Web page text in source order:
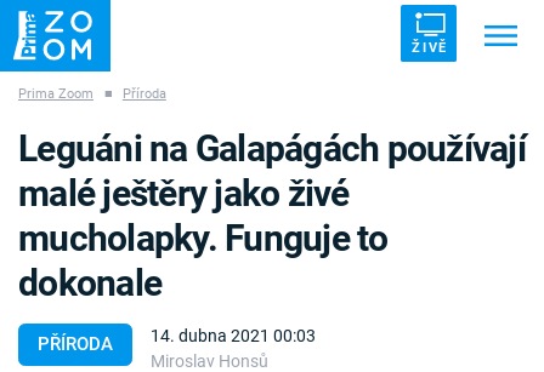
ŽIVĚ
ZÁHADY VETŘELCI DÁVNOVĚKU
Témata
Prima Zoom ■ Příroda
PŘÍRODA
14. dubna 2021 00:03
Miroslav Honsů
Leguáni na Galapágách používají
malé ještěry jako živé
mucholapky. Funguje to
dokonale